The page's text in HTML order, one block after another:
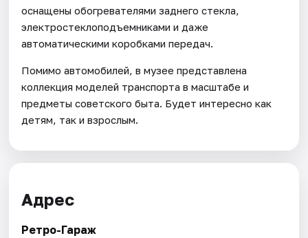
оснащены обогревателями заднего стекла,
электростеклоподъемниками и даже
автоматическими коробками передач.
Помимо автомобилей, в музее представлена
коллекция моделей транспорта в масштабе и
предметы советского быта. Будет интересно как
детям, так и взрослым.
Адрес
Ретро-Гараж